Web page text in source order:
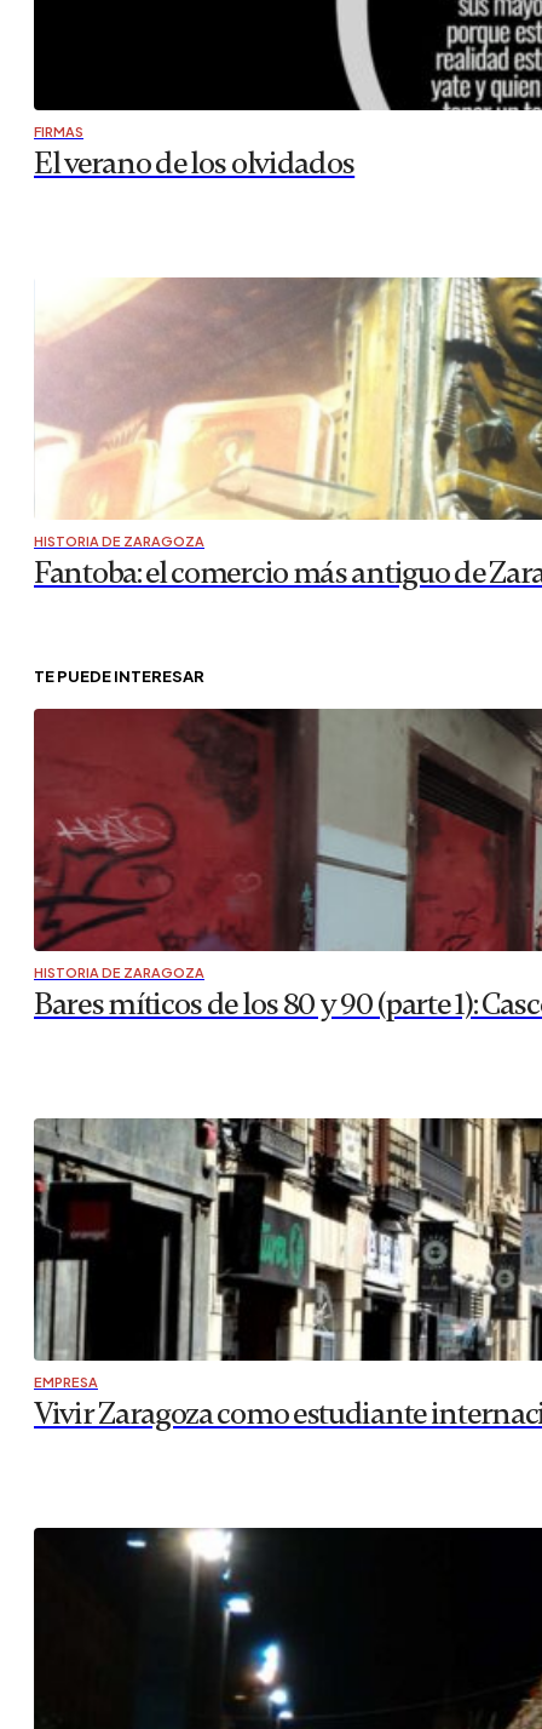
FIRMAS
El verano de los olvidados
HISTORIA DE ZARAGOZA
Fantoba: el comercio más antiguo de
TE PUEDE INTERESAR
HISTORIA DE ZARAGOZA
Bares míticos de los 80 y 90 (parte 1):
EMPRESA
Vivir Zaragoza como estudiante